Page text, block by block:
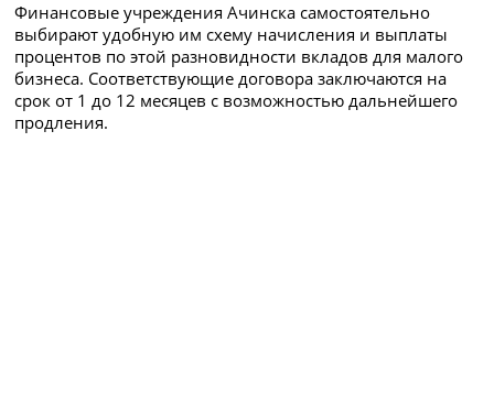
Финансовые учреждения Ачинска самостоятельно
выбирают удобную им схему начисления и выплаты
процентов по этой разновидности вкладов для малого
бизнеса. Соответствующие договора заключаются на
срок от 1 до 12 месяцев с возможностью дальнейшего
продления.